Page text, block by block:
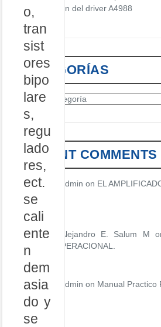
o,
tran
sist
ores
bipo
lare
s,
regu
lado
res,
ect.
se
cali
ente
n
dem
asia
do y
se
Descripción del driver A4988
CATEGORÍAS
C
RECENT COMMENTS
admin on EL
Alejandro E. Salum M
OPERACIONAL.
admin on Manual Practico